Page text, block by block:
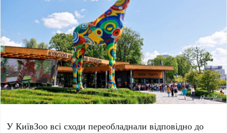
УКиївЗоо всі сходи переобладнали відповідно до